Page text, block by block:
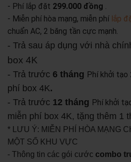
- Phí lắp đặt 299.000 đồng .
- Miễn phí hòa mạng, miễn phí lắp
chuẩn AC, 2 băng tần cực mạnh.
- Trả sau áp dụng với nhà
box 4K
- Trả trước 6 tháng Phí khởi tạo
phí box 4K.
- Trả trước 12 tháng Phí khởi
miễn phí box 4K, tặng thêm 1
* LƯU Ý: MIỄN PHÍ HÒA MẠNG
MỘT SỐ KHU VỰC
- Thông tin các gói cước combo